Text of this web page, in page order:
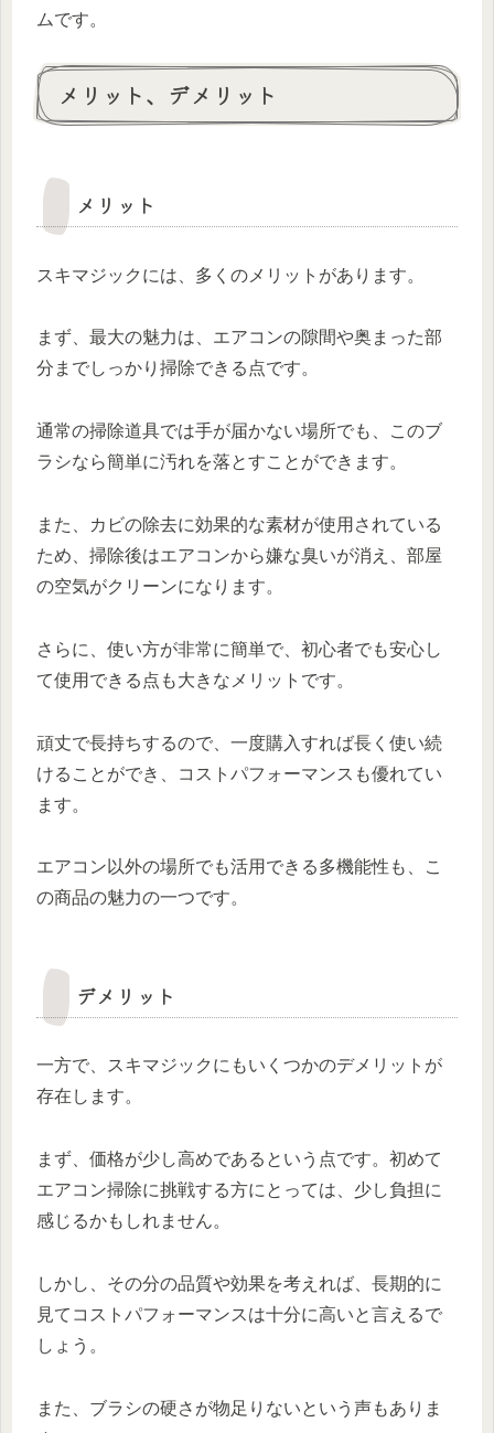
ムです。
メリット、デメリット
メリット
スキマジックには、多くのメリットがあります。
まず、最大の魅力は、エアコンの隙間や奥まった部
分までしっかり掃除できる点です。
通常の掃除道具では手が届かない場所でも、このブ
ラシなら簡単に汚れを落とすことができます。
また、カビの除去に効果的な素材が使用されている
ため、掃除後はエアコンから嫌な臭いが消え、部屋
の空気がクリーンになります。
さらに、使い方が非常に簡単で、初心者でも安心し
て使用できる点も大きなメリットです。
頑丈で長持ちするので、一度購入すれば長く使い続
けることができ、コストパフォーマンスも優れてい
ます。
エアコン以外の場所でも活用できる多機能性も、こ
の商品の魅力の一つです。
デメリット
一方で、スキマジックにもいくつかのデメリットが
存在します。
まず、価格が少し高めであるという点です。初めて
エアコン掃除に挑戦する方にとっては、少し負担に
感じるかもしれません。
しかし、その分の品質や効果を考えれば、長期的に
見てコストパフォーマンスは十分に高いと言えるで
しょう。
また、ブラシの硬さが物足りないという声もありま